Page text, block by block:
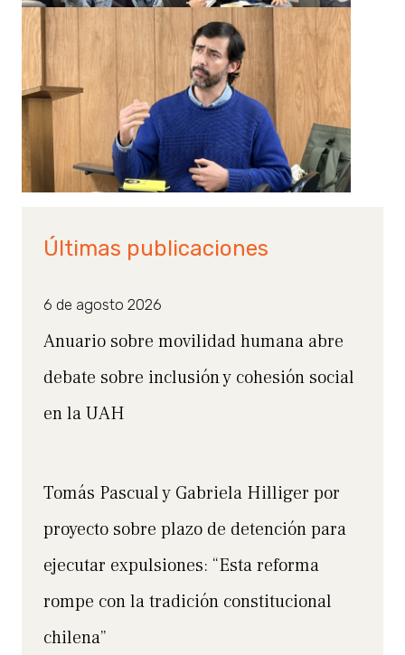
Últimas publicaciones
6 de agosto 2026
Anuario sobre movilidad humana abre
debate sobre inclusión y cohesión social
en la UAH
Tomás Pascual y Gabriela Hilliger por
proyecto sobre plazo de detención para
ejecutar expulsiones: “Esta reforma
rompe con la tradición constitucional
chilena”